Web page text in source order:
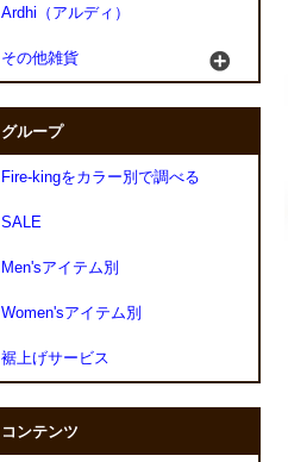
Ardhi（アルディ）
その他雑貨
グループ
Fire-kingをカラー別で調べる
SALE
Men'sアイテム別
Women'sアイテム別
裾上げサービス
コンテンツ